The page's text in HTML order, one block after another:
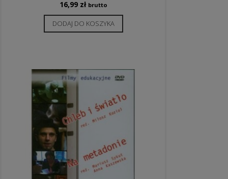
16,99 zł brutto
DODAJ DO KOSZYKA